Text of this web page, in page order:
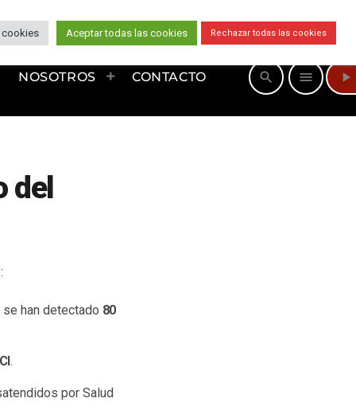
NOSOTROS CONTACTO search menu play_arrow
del
han detectado 80
.
por Salud
cookies Aceptar todas las cookies Rechazar todas las cookies